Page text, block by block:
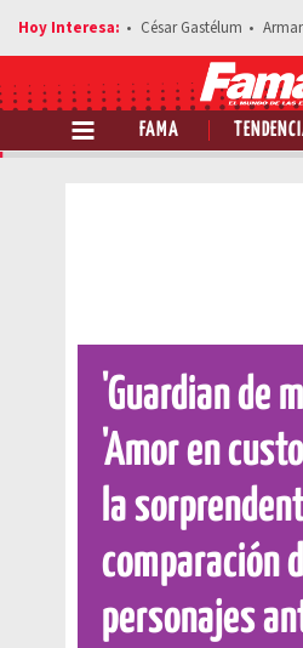
César Gastélum
FAMA
'Guardian de
'Amor en
la
comparación
personajes